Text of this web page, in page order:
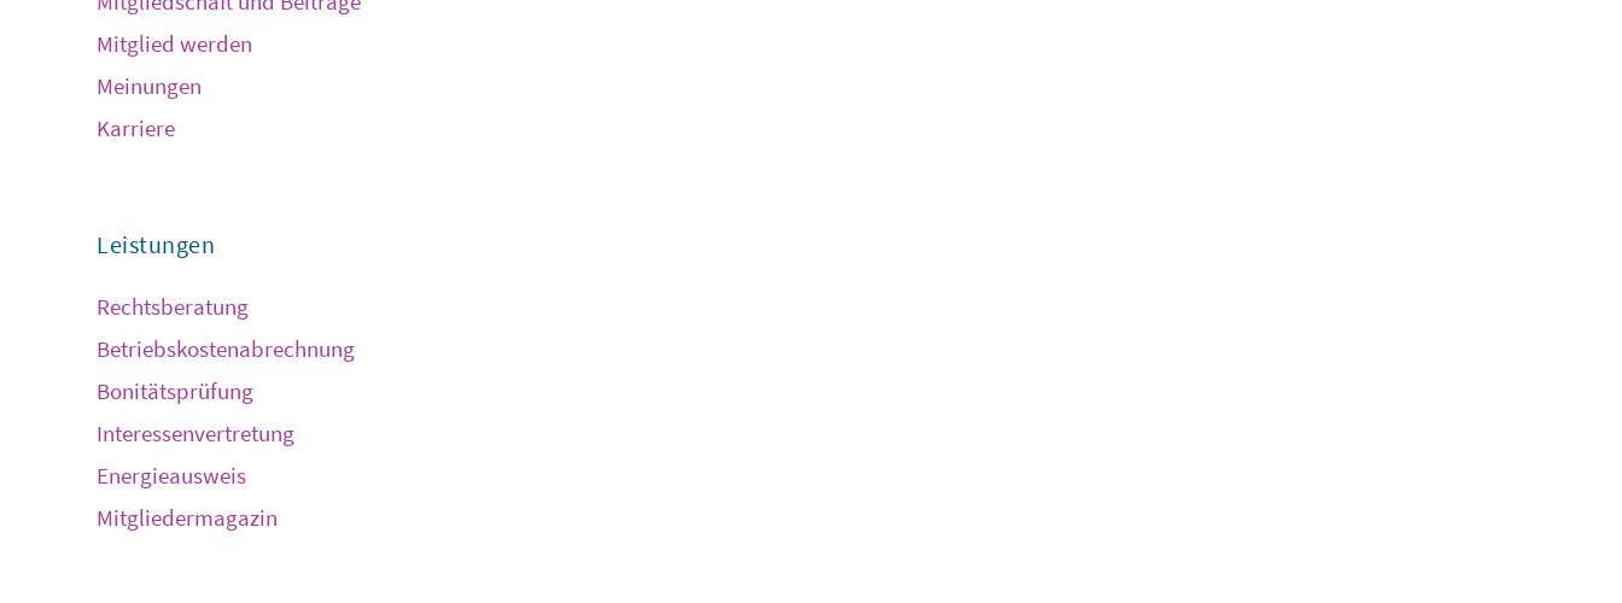
Mitglied werden
Meinungen
Karriere
Leistungen
Rechtsberatung
Betriebskostenabrechnung
Bonitätsprüfung
Interessenvertretung
Energieausweis
Mitgliedermagazin